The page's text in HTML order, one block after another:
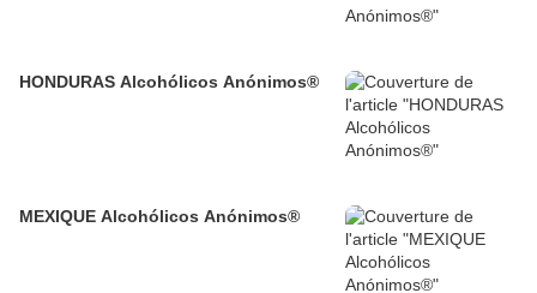
HONDURAS Alcohólicos Anónimos®
MEXIQUE Alcohólicos Anónimos®